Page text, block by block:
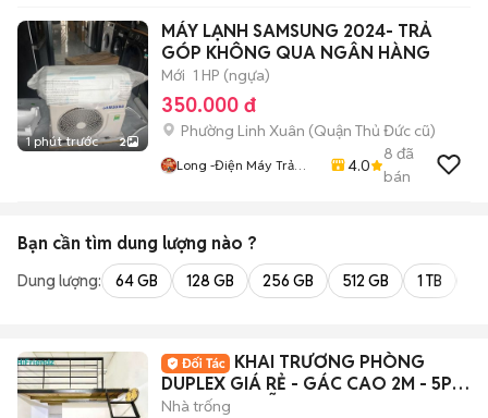
1 phút trước 2
MÁY LẠNH SAMSUNG 2024- TRẢ
GÓP KHÔNG QUA NGÂN HÀNG
Mới 1 HP (ngựa)
350.000 đ
Phường Linh Xuân (Quận Thủ Đức cũ)
Long -Điện Máy Trả
4.0
8 đã
bán
Bạn cần tìm dung lượng nào ?
Dung lượng: 64 GB 128 GB 256 GB 512 GB 1 TB
KHAI TRƯƠNG PHÒNG
DUPLEX GIÁ RẺ - GÁC CAO 2M - 5P
AEON TP - HỖ TRỢ CỌC
Nhà trống